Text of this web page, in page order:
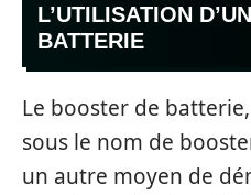
L’UTILISATION
BATTERIE
Le booster de
sous le nom de
un autre moyen de